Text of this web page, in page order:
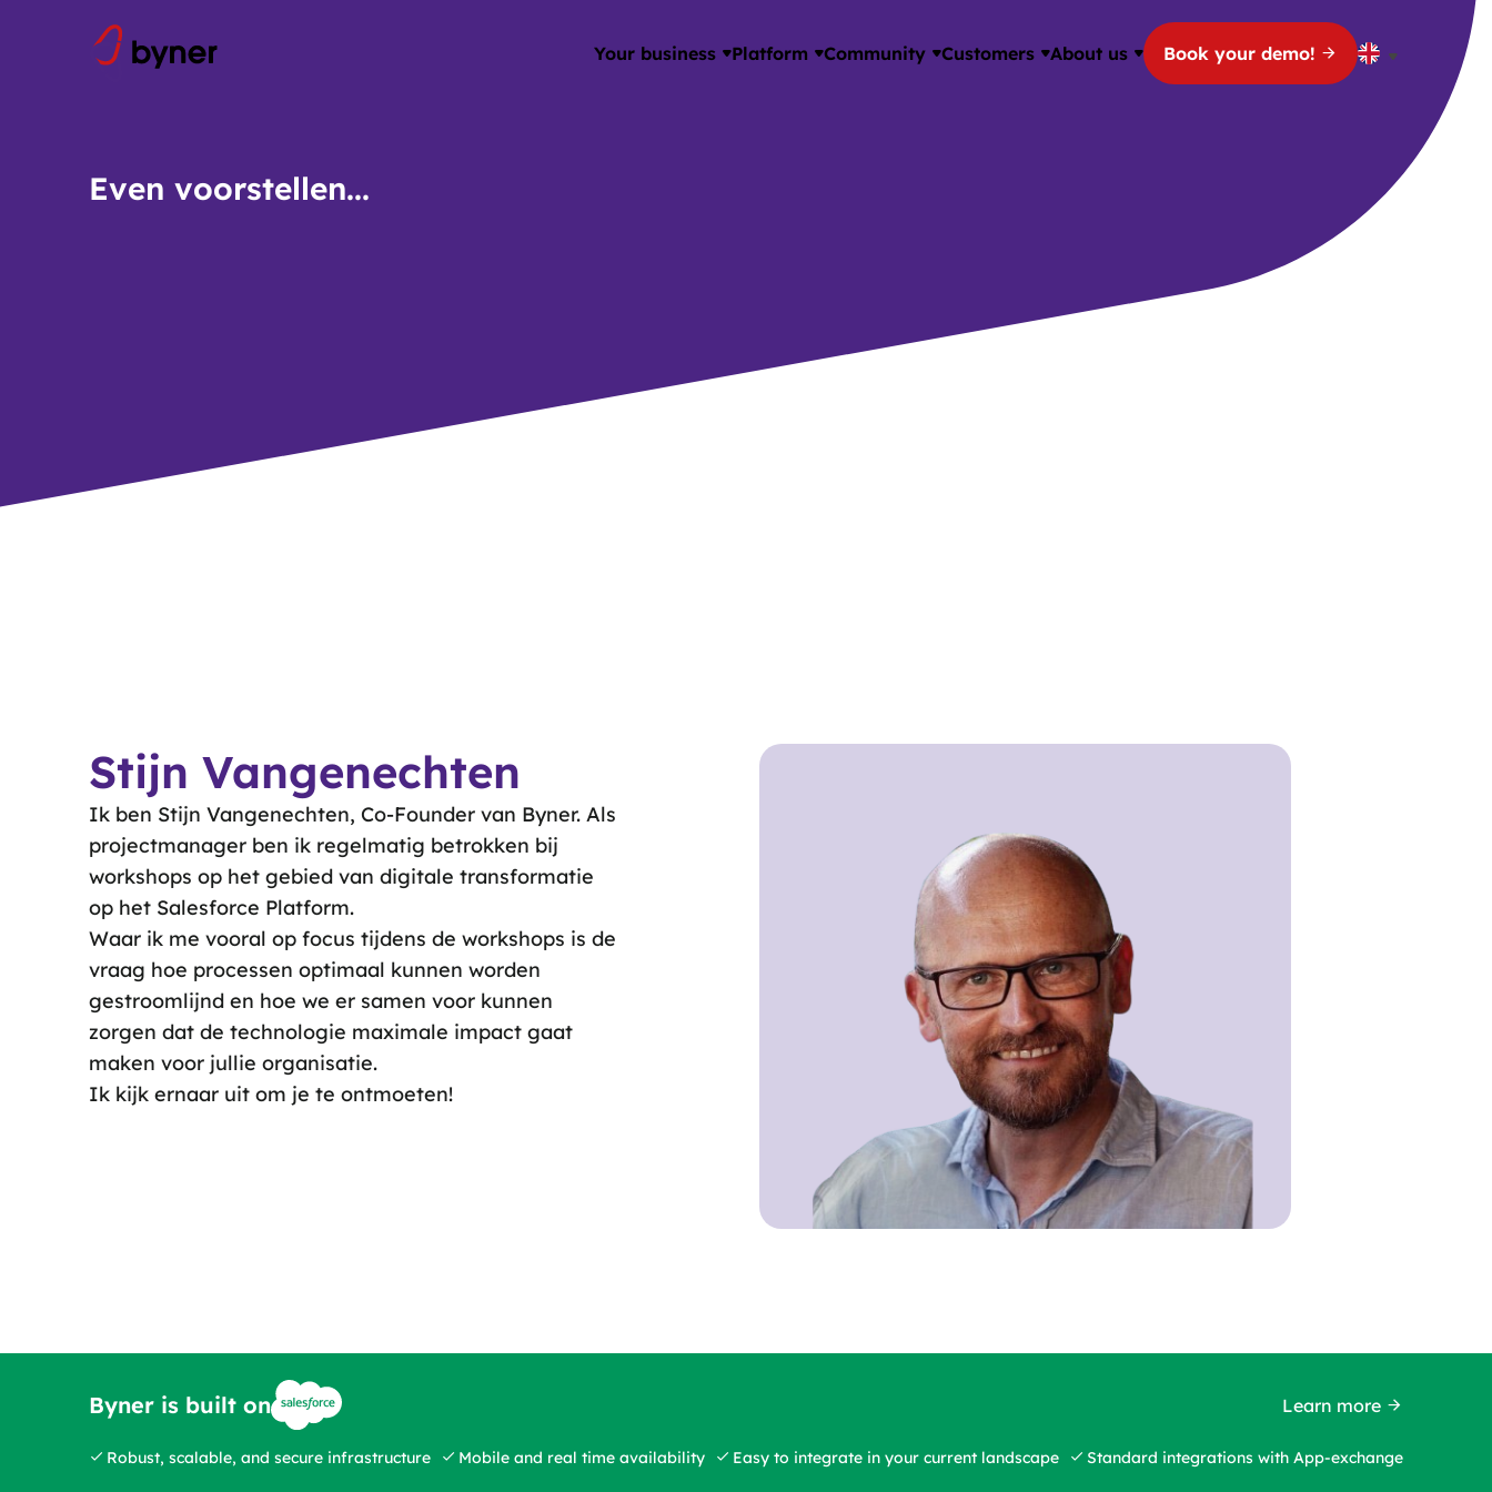
Your business
Platform Community Customers About us Book your demo!
Even voorstellen...
Stijn Vangenechten
Ik ben Stijn Vangenechten, Co-Founder van Byner. Als
projectmanager ben ik regelmatig betrokken bij
workshops op het gebied van digitale transformatie
op het Salesforce Platform.
Waar ik me vooral op focus tijdens de workshops is de
vraag hoe processen optimaal kunnen worden
gestroomlijnd en hoe we er samen voor kunnen
zorgen dat de technologie maximale impact gaat
maken voor jullie organisatie.
Ik kijk ernaar uit om je te ontmoeten!
Byner is built on Learn more
Robust, scalable, and secure infrastructure Mobile and real time availability Easy to integrate in your current landscape Standard integrations with App-exchange